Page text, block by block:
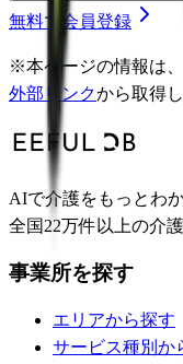
無料で会員登録
※本ページの情報は
外部リンクから取得
AIで介護をもっとわ
全国22万件以上の介
事業所を探す
エリアから探す
サービス種別か